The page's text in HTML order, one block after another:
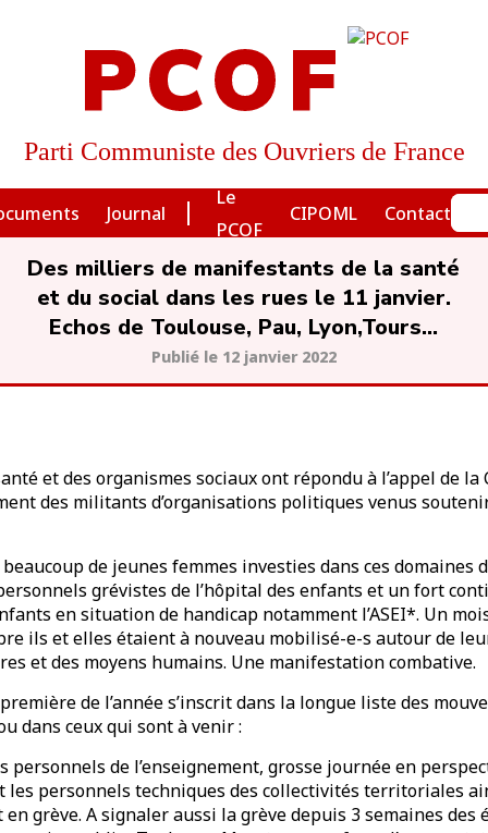
PCOF
Parti Communiste des Ouvriers de France
Journal
Le
PCOF
CIPOML Contact
Des milliers de manifestants de la santé
et du social dans les rues le 11 janvier.
Echos de Toulouse, Pau, Lyon,Tours…
12 janvier 2022
et des organismes sociaux ont répondu à l’appel de la
des militants d’organisations politiques venus soutenir :
de jeunes femmes investies dans ces domaines
grévistes de l’hôpital des enfants et un fort
en situation de handicap notamment l’ASEI*. Un
ils et elles étaient à nouveau mobilisé-e-s autour de
et des moyens humains. Une manifestation combative.
de l’année s’inscrit dans la longue liste des
dans ceux qui sont à venir :
personnels de l’enseignement, grosse journée en
les personnels techniques des collectivités territoriales
grève. A signaler aussi la grève depuis 3 semaines des